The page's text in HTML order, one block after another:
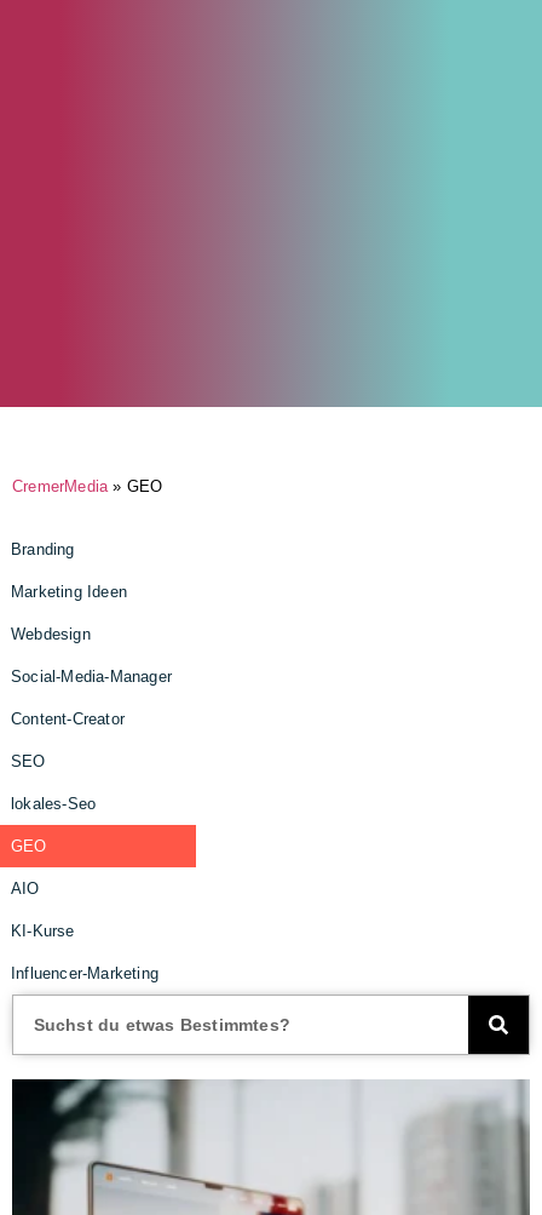
CremerMedia » GEO
Branding
Marketing Ideen
Webdesign
Social-Media-Manager
Content-Creator
SEO
lokales-Seo
GEO
AIO
KI-Kurse
Influencer-Marketing